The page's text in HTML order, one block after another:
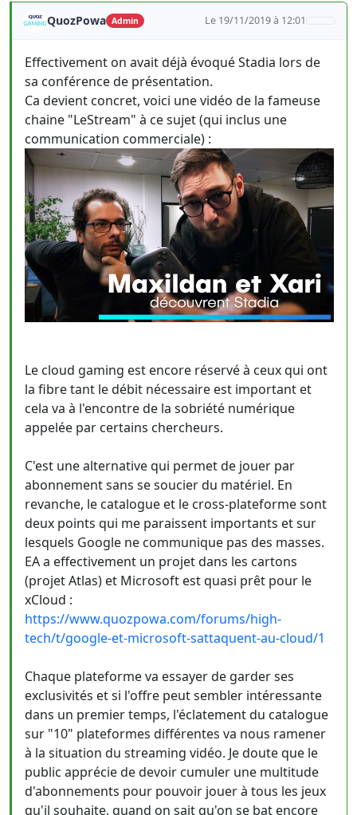
QuozPowa Admin Le 19/11/2019 à 12:01
Effectivement on avait déjà évoqué Stadia lors de
sa conférence de présentation.
Ca devient concret, voici une vidéo de la fameuse
chaine "LeStream" à ce sujet (qui inclus une
communication commerciale) :
Le cloud gaming est encore réservé à ceux qui ont
la fibre tant le débit nécessaire est important et
cela va à l'encontre de la sobriété numérique
appelée par certains chercheurs.
C'est une alternative qui permet de jouer par
abonnement sans se soucier du matériel. En
revanche, le catalogue et le cross-plateforme sont
deux points qui me paraissent importants et sur
lesquels Google ne communique pas des masses.
EA a effectivement un projet dans les cartons
(projet Atlas) et Microsoft est quasi prêt pour le
xCloud :
https://www.quozpowa.com/forums/high-
tech/t/google-et-microsoft-sattaquent-au-cloud/1
Chaque plateforme va essayer de garder ses
exclusivités et si l'offre peut sembler intéressante
dans un premier temps, l'éclatement du catalogue
sur "10" plateformes différentes va nous ramener
à la situation du streaming vidéo. Je doute que le
public apprécie de devoir cumuler une multitude
d'abonnements pour pouvoir jouer à tous les jeux
qu'il souhaite, quand on sait qu'on se bat encore